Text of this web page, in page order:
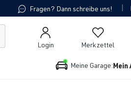
Fragen? Dann schreibe uns! |
Merkzettel
Login
Meine Garage:Mein